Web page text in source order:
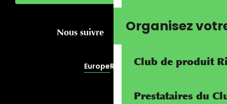
Organisez
Club de produit
Prestataires du
Nous suivre
EuropeRivierALP